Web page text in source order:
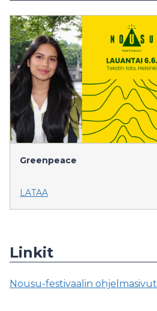
Greenpeace
LATAA
Linkit
Nousu-festivaalin ohjelmasivut